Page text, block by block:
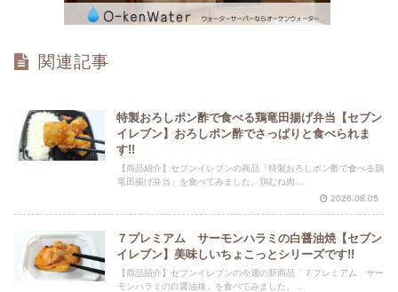
関連記事
特製おろしポン酢で食べる鶏竜田揚げ弁当【セブン
イレブン】おろしポン酢でさっぱりと食べられま
す!!
【商品紹介】セブンイレブンの商品「特製おろしポン酢で食べる鶏
竜田揚げ弁当」を食べてみました。鶏むね肉...
2026.08.05
７プレミアム サーモンハラミの白醤油焼【セブン
イレブン】美味しいちょこっとシリーズです!!
【商品紹介】セブンイレブンの今週の新商品「７プレミアム サー
モンハラミの白醤油焼」を食べてみました。...